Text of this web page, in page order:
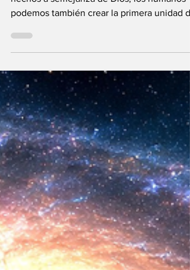
los seres humanos?
Se plantea una interrogante: ¿Si fuimos
la existencia?... “SpudCell”, una célula
sintética desarrollada en laboratorio abre
nueva era científica que desafía nuestras
ideas sobre la creación... ¿Podemos crear
biológica? Durante siglos creímos que la
mayor aspiración de la inteligencia humana
consistía en comprender la vida. Hoy
comienza a aparecer una posibilidad todavía
más desconcer